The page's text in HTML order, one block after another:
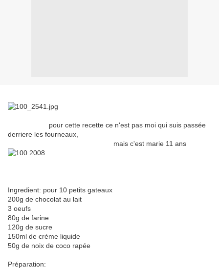
pour cette recette ce n'est pas moi qui suis passée
derriere les fourneaux,
mais c'est marie 11 ans
Ingredient: pour 10 petits gateaux
200g de chocolat au lait
3 oeufs
80g de farine
120g de sucre
150ml de créme liquide
50g de noix de coco rapée
Préparation: